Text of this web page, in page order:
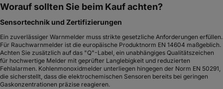
Worauf sollten Sie beim Kauf achten?
Sensortechnik und Zertifizierungen
Ein zuverlässiger Warnmelder muss strikte gesetzliche Anforderungen erfüllen.
Für Rauchwarnmelder ist die europäische Produktnorm EN 14604 maßgeblich.
Achten Sie zusätzlich auf das "Q"-Label, ein unabhängiges Qualitätszeichen
für hochwertige Melder mit geprüfter Langlebigkeit und reduzierten
Fehlalarmen. Kohlenmonoxidmelder unterliegen hingegen der Norm EN 50291,
die sicherstellt, dass die elektrochemischen Sensoren bereits bei geringen
Gaskonzentrationen präzise reagieren.